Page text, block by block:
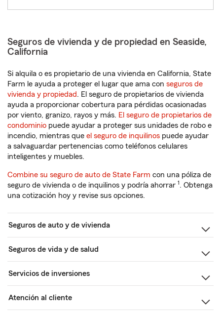
Seguros de vivienda y de propiedad en Seaside,
California
Si alquila o es propietario de una vivienda en California, State
Farm le ayuda a proteger el lugar que ama con seguros de
vivienda y propiedad. El seguro de propietarios de vivienda
ayuda a proporcionar cobertura para pérdidas ocasionadas
por viento, granizo, rayos y más. El seguro de propietarios de
condominio puede ayudar a proteger sus unidades de robo e
incendio, mientras que el seguro de inquilinos puede ayudar
a salvaguardar pertenencias como teléfonos celulares
inteligentes y muebles.
Combine su seguro de auto de State Farm con una póliza de
seguro de vivienda o de inquilinos y podría ahorrar 1. Obtenga
una cotización hoy y revise sus opciones.
Seguros de auto y de vivienda
Seguros de vida y de salud
Servicios de inversiones
Atención al cliente